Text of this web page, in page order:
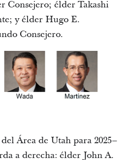
Consejero; élder Takashi
y élder Hugo E.
Consejero.
Área de Utah para 2025–
a derecha: élder John A.